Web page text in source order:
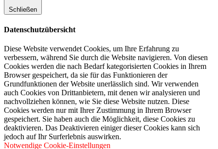
Schließen
Datenschutzübersicht
Diese Website verwendet Cookies, um Ihre Erfahrung zu
verbessern, während Sie durch die Website navigieren. Von diesen
Cookies werden die nach Bedarf kategorisierten Cookies in Ihrem
Browser gespeichert, da sie für das Funktionieren der
Grundfunktionen der Website unerlässlich sind. Wir verwenden
auch Cookies von Drittanbietern, mit denen wir analysieren und
nachvollziehen können, wie Sie diese Website nutzen. Diese
Cookies werden nur mit Ihrer Zustimmung in Ihrem Browser
gespeichert. Sie haben auch die Möglichkeit, diese Cookies zu
deaktivieren. Das Deaktivieren einiger dieser Cookies kann sich
jedoch auf Ihr Surferlebnis auswirken.
Notwendige Cookie-Einstellungen